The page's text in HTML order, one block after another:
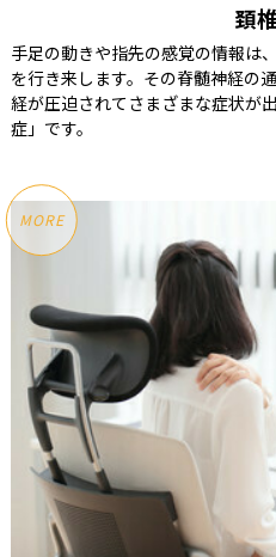
頚
手足の動きや指先の感覚の情報は
を行き来します。その脊髄神経の
経が圧迫されてさまざまな症状が
症」です。
MORE